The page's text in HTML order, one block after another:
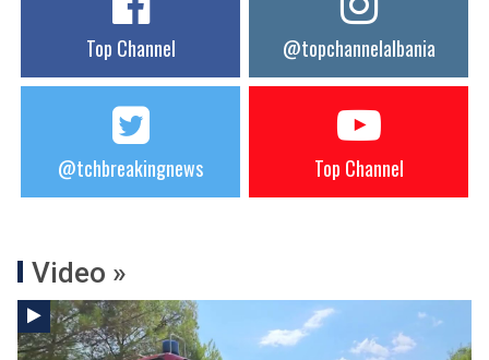
Top Channel @topchannelalbania
@tchbreakingnews Top Channel
Video »